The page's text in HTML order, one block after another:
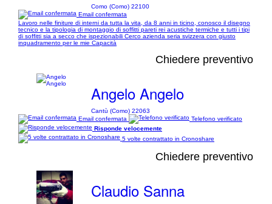
Como (Como) 22100
Email confermata
Lavoro nelle finiture di interni da tutta la vita, da 8 anni in ticino, conosco il disegno
tecnico e la tipologia di montaggio di soffitti pareti rei acustiche termiche e tutti i tipi
di soffitti sia a secco che ispezionabili Cerco azienda seria svizzera con giusto
inquadramento per le mie Capacità
Chiedere preventivo
Angelo Angelo
Cantù (Como) 22063
Email confermata
Telefono verificato
Risponde velocemente
5 volte contrattato in Cronoshare
Chiedere preventivo
Claudio Sanna